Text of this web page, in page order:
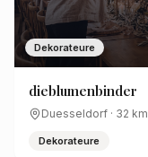
Dekorateure
dieblumenbinder
Duesseldorf · 32 km
Dekorateure